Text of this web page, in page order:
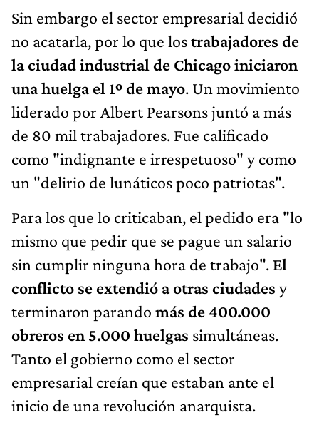
Sin embargo el sector empresarial decidió
no acatarla, por lo que lostrabajadores de
la ciudad industrial de Chicago iniciaron
una huelga el 1º de mayo. Un movimiento
liderado por Albert Pearsons juntó a más
de 80 mil trabajadores. Fue calificado
como "indignante e irrespetuoso" y como
un "delirio de lunáticos poco patriotas".
Para los que lo criticaban, el pedido era "lo
mismo que pedir que se pague un salario
sin cumplir ninguna hora de trabajo". El
conflicto se extendió a otras ciudades y
terminaron parando más de 400.000
obreros en 5.000 huelgas simultáneas.
Tanto el gobierno como el sector
empresarial creían que estaban ante el
inicio de una revolución anarquista.